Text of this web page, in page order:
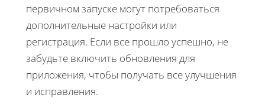
первичном запуске могут потребоваться
дополнительные настройки или
регистрация. Если все прошло успешно, не
забудьте включить обновления для
приложения, чтобы получать все улучшения
и исправления.